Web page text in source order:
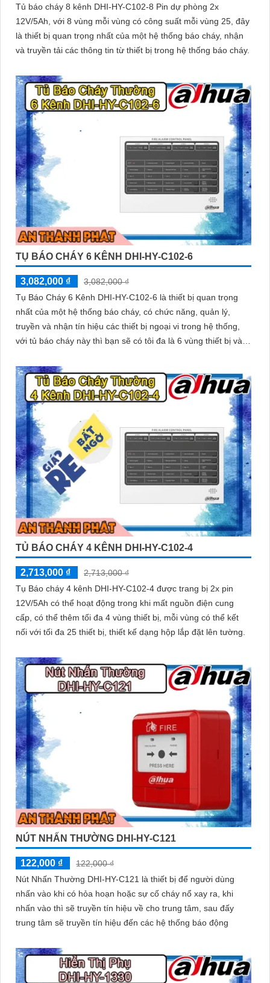
Tủ báo cháy 8 kênh DHI-HY-C102-8 Pin dự phòng 2x
12V/5Ah, với 8 vùng mỗi vùng có công suất mỗi vùng 25, đây
là thiết bị quan trọng nhất của một hệ thống báo cháy, nhận
và truyền tải các thông tin từ thiết bị trong hệ thống báo cháy.
TỤ BÁO CHÁY 6 KÊNH DHI-HY-C102-6
3,082,000 ₫
3,082,000 ₫
Tụ Báo Cháy 6 Kênh DHI-HY-C102-6 là thiết bị quan trọng
nhất của một hệ thống báo cháy, có chức năng, quản lý,
truyền và nhận tín hiệu các thiết bị ngoại vi trong hệ thống,
với tủ báo cháy này thì bạn sẽ có tôi đa là 6 vùng thiết bị và
thống mất điện 2x pin 12V/5Ah.
TỦ BÁO CHÁY 4 KÊNH DHI-HY-C102-4
2,713,000 ₫
2,713,000 ₫
Tụ Báo cháy 4 kênh DHI-HY-C102-4 được trang bị 2x pin
12V/5Ah có thể hoạt động trong khi mất nguồn điện cung
cấp, có thể thêm tối đa 4 vùng thiết bị, mỗi vùng có thể kết
nối với tối đa 25 thiết bị, thiết kế dạng hộp lắp đặt lên tường.
NÚT NHẤN THƯỜNG DHI-HY-C121
122,000 ₫
122,000 ₫
Nút Nhấn Thường DHI-HY-C121 là thiết bị để người dùng
nhấn vào khi có hỏa hoạn hoặc sự cố cháy nổ xay ra, khi
nhấn vào thì sẽ truyền tín hiệu về cho trung tâm, sau đấy
trung tâm sẽ truyền tín hiệu đến các hệ thống báo động